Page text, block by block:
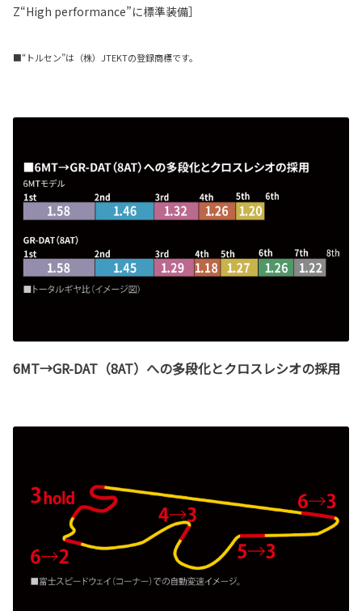
Z“High performance”に標準装備］
■“トルセン”は（株）JTEKTの登録商標です。
6MT→GR-DAT（8AT）への多段化とクロスレシオの採用